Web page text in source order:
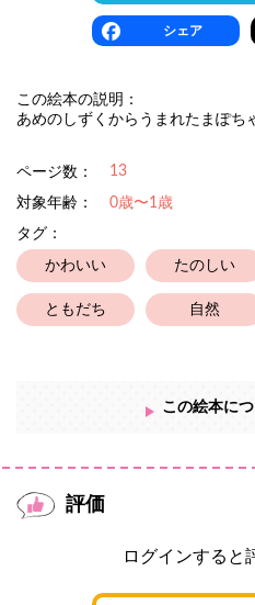
シェア
この絵本の説明：
あめのしずくからうまれたまぽち
ページ数： 13
対象年齢：
0歳〜1歳
タグ：
かわいい たのしい
ともだち 自然
この絵本に
評価
ログインすると